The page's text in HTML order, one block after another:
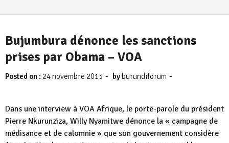
Bujumbura dénonce les sanctions
prises par Obama – VOA
Posted on : 24 novembre 2015 - by burundiforum -
Dans une interview à VOA Afrique, le porte-parole du président
Pierre Nkurunziza, Willy Nyamitwe dénonce la « campagne de
médisance et de calomnie » que son gouvernement considère